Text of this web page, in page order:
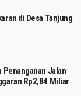
di Desa Tanjung
Jalan
Rp2,84 Miliar